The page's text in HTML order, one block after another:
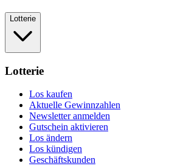
Lotterie
Lotterie
Los kaufen
Aktuelle Gewinnzahlen
Newsletter anmelden
Gutschein aktivieren
Los ändern
Los kündigen
Geschäftskunden